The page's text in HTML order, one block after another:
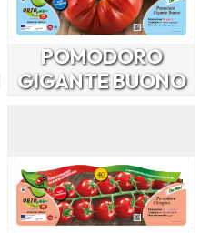
POMODORO
GIGANTE BUONO